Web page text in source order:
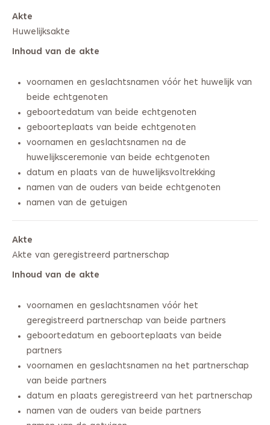
Akte
Huwelijksakte
Inhoud van de akte
voornamen en geslachtsnamen vóór het huwelijk van
beide echtgenoten
geboortedatum van beide echtgenoten
geboorteplaats van beide echtgenoten
voornamen en geslachtsnamen na de
huwelijksceremonie van beide echtgenoten
datum en plaats van de huwelijksvoltrekking
namen van de ouders van beide echtgenoten
namen van de getuigen
Akte
Akte van geregistreerd partnerschap
Inhoud van de akte
voornamen en geslachtsnamen vóór het
geregistreerd partnerschap van beide partners
geboortedatum en geboorteplaats van beide
partners
voornamen en geslachtsnamen na het partnerschap
van beide partners
datum en plaats geregistreerd van het partnerschap
namen van de ouders van beide partners